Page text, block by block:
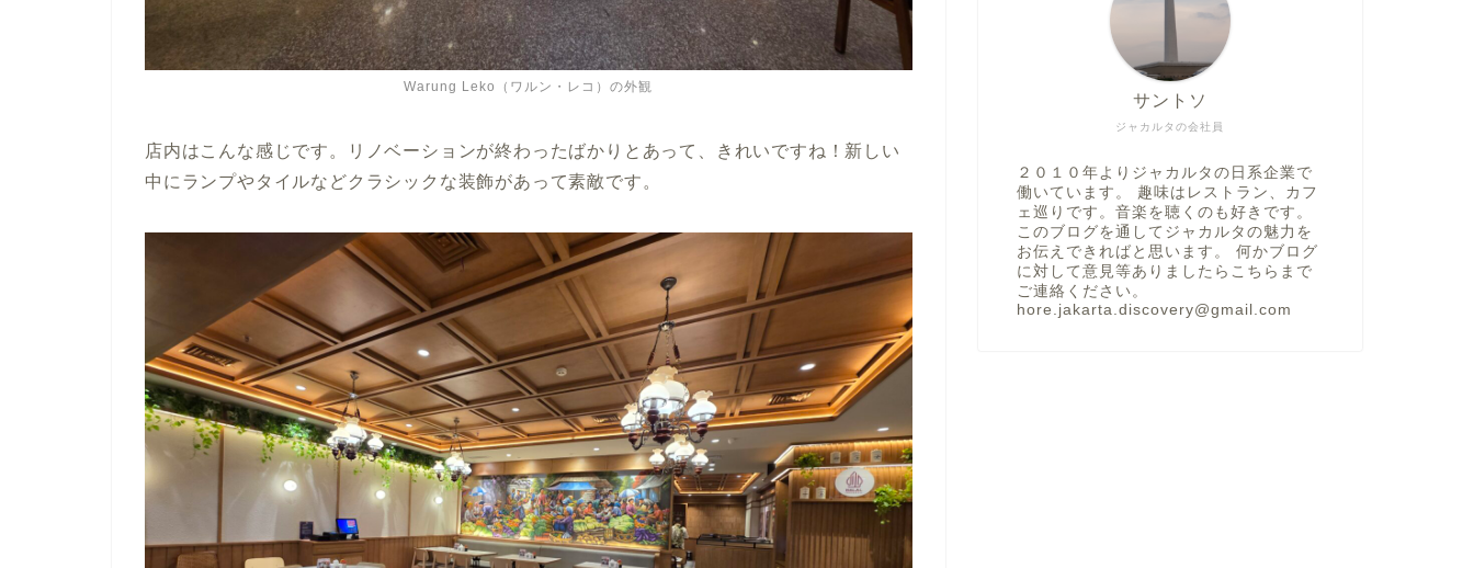
Warung Leko（ワルン・レコ）の外観
店内はこんな感じです。リノベーションが終わったばかりとあって、きれいですね！新しい
中にランプやタイルなどクラシックな装飾があって素敵です。
ジャカルタの会社員
サントソ
２０１０年よりジャカルタの日系企業で
働いています。 趣味はレストラン、カフ
ェ巡りです。音楽を聴くのも好きです。
このブログを通してジャカルタの魅力を
お伝えできればと思います。 何かブログ
に対して意見等ありましたらこちらまで
ご連絡ください。
hore.jakarta.discovery@gmail.com